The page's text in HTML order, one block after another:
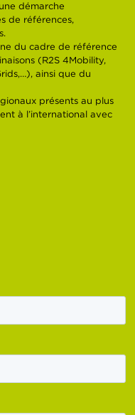
démarche
de références,
du cadre de référence
(R2S 4Mobility,
ainsi que du
présents au plus
à l’international avec